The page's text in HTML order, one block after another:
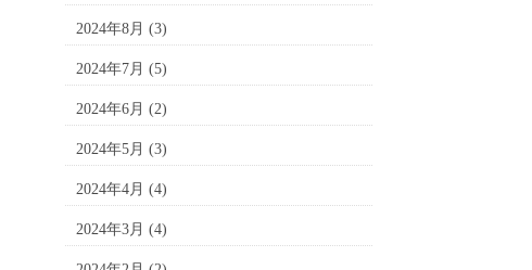
2024年8月 (3)
2024年7月 (5)
2024年6月 (2)
2024年5月 (3)
2024年4月 (4)
2024年3月 (4)